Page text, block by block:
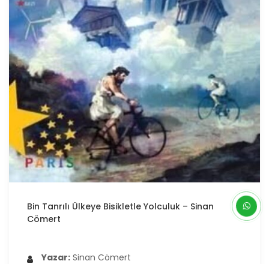
Bin Tanrılı Ülkeye Bisikletle Yolculuk – Sinan
Cömert
Yazar: Sinan Cömert